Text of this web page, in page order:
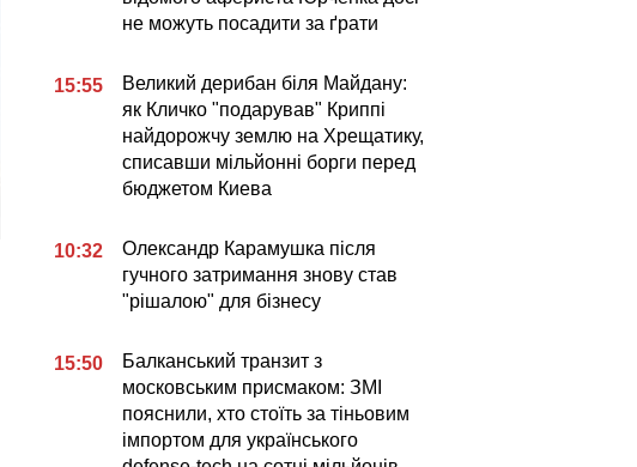
не можуть посадити за ґрати
15:55
Великий дерибан біля Майдану:
як Кличко "подарував" Криппі
найдорожчу землю на Хрещатику,
списавши мільйонні борги перед
бюджетом Киева
10:32
Олександр Карамушка після
гучного затримання знову став
"рішалою" для бізнесу
15:50
Балканський транзит з
московським присмаком: ЗМІ
пояснили, хто стоїть за тіньовим
імпортом для українського